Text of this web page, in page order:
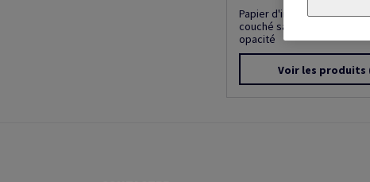
Papier d'impression mince
couché sans bois, à
opacité
Voir les produits